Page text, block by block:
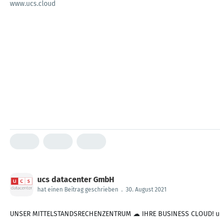
www.ucs.cloud
ucs datacenter GmbH
hat einen Beitrag geschrieben . 30. August 2021
UNSER MITTELSTANDSRECHENZENTRUM ☁ IHRE BUSINESS